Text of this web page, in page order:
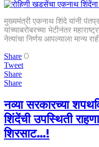
मुख्यमंत्री एकनाथ शिंदे यांनी
यांच्याबरोबरच्या भेटीनंतर
नेत्यांचा निर्णय आपल्याला मान्य
Share 0
Tweet
Share
Share
नव्या सरकारच्या
शिंदेंची उपस्थिती
शिरसाट…!